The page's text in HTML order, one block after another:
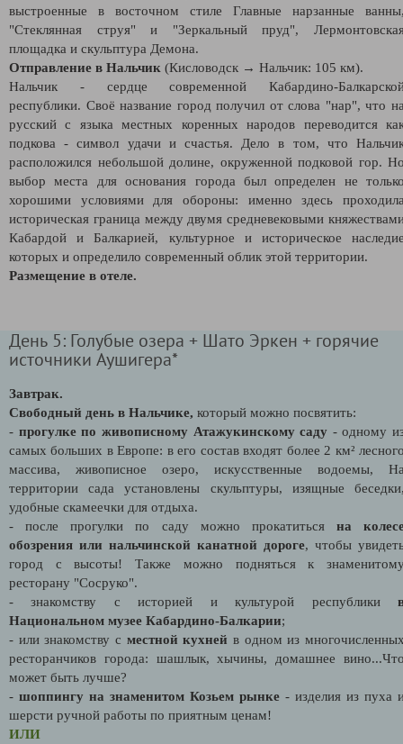
выстроенные в восточном стиле Главные нарзанные
"Стеклянная струя" и "Зеркальный пруд",
площадка и скульптура Демона.
Отправление в Нальчик (Кисловодск → Нальчик: 105 км).
Нальчик - сердце современной Кабардино-
республики. Своё название город получил от слова "нар", что
русский с языка местных коренных народов переводится
подкова - символ удачи и счастья. Дело в том, что
расположился небольшой долине, окруженной подковой гор.
выбор места для основания города был определен не
хорошими условиями для обороны: именно здесь
историческая граница между двумя средневековыми
Кабардой и Балкарией, культурное и историческое
которых и определило современный облик этой территории.
Размещение в отеле.
День 5: Голубые озера + Шато Эркен + горячие
источники Аушигера*
Завтрак.
Свободный день в Нальчике, который можно посвятить:
- прогулке по живописному Атажукинскому саду - одному
самых больших в Европе: в его состав входят более 2 км²
массива, живописное озеро, искусственные водоемы,
территории сада установлены скульптуры, изящные
удобные скамеечки для отдыха.
- после прогулки по саду можно прокатиться на
обозрения или нальчинской канатной дороге, чтобы
город с высоты! Также можно подняться к
ресторану "Сосруко".
- знакомству с историей и культурой республики
Национальном музее Кабардино-Балкарии;
- или знакомству с местной кухней в одном из
ресторанчиков города: шашлык, хычины, домашнее
может быть лучше?
- шоппингу на знаменитом Козьем рынке - изделия из пуха
шерсти ручной работы по приятным ценам!
ИЛИ